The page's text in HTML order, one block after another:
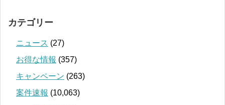
カテゴリー
ニュース (27)
お得な情報 (357)
キャンペーン (263)
案件速報 (10,063)